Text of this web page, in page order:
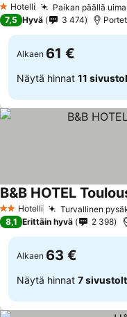
1 Tähtiluokitus
Hotelli Paikan päällä
7,5 Hyvä 3 474
Alkaen 61 €
Näytä hinnat 11
2 Tähtiluokitus
Hotelli Turvallinen
B&B HOTEL
8,1 Erittäin hyvä 2 398
Alkaen 63 €
Näytä hinnat 7